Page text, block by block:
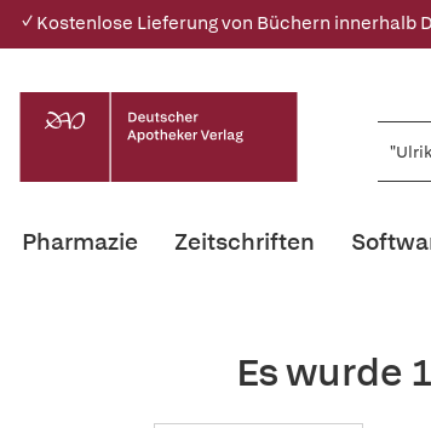
✓ Kostenlose Lieferung von Büchern innerhalb
Pharmazie Zeitschriften
Es wurde